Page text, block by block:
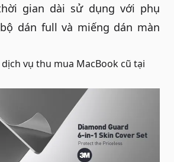
gian dài sử dụng với phụ
bộ dán full và miếng dán màn
vụ thu mua MacBook cũ tại